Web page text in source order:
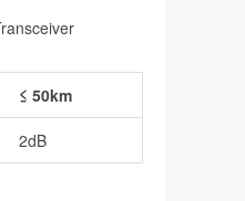
≤ 50km
2dB